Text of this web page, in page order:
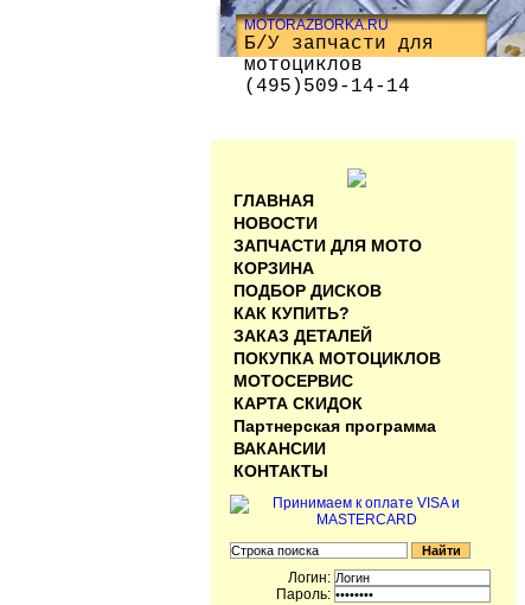
MOTORAZBORKA.RU
Б/У запчасти для
мотоциклов
(495)509-14-14
ГЛАВНАЯ
НОВОСТИ
ЗАПЧАСТИ ДЛЯ МОТО
КОРЗИНА
ПОДБОР ДИСКОВ
КАК КУПИТЬ?
ЗАКАЗ ДЕТАЛЕЙ
ПОКУПКА МОТОЦИКЛОВ
МОТОСЕРВИС
КАРТА СКИДОК
Партнерская программа
ВАКАНСИИ
КОНТАКТЫ
Логин:
Пароль: